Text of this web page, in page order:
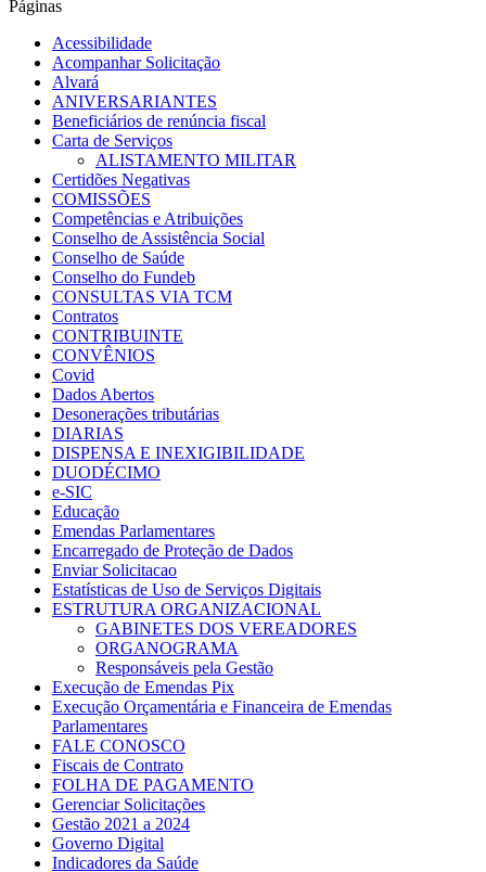
Páginas
Acessibilidade
Acompanhar Solicitação
Alvará
ANIVERSARIANTES
Beneficiários de renúncia fiscal
Carta de Serviços
ALISTAMENTO MILITAR
Certidões Negativas
COMISSÕES
Competências e Atribuições
Conselho de Assistência Social
Conselho de Saúde
Conselho do Fundeb
CONSULTAS VIA TCM
Contratos
CONTRIBUINTE
CONVÊNIOS
Covid
Dados Abertos
Desonerações tributárias
DIARIAS
DISPENSA E INEXIGIBILIDADE
DUODÉCIMO
e-SIC
Educação
Emendas Parlamentares
Encarregado de Proteção de Dados
Enviar Solicitacao
Estatísticas de Uso de Serviços Digitais
ESTRUTURA ORGANIZACIONAL
GABINETES DOS VEREADORES
ORGANOGRAMA
Responsáveis pela Gestão
Execução de Emendas Pix
Execução Orçamentária e Financeira de Emendas
Parlamentares
FALE CONOSCO
Fiscais de Contrato
FOLHA DE PAGAMENTO
Gerenciar Solicitações
Gestão 2021 a 2024
Governo Digital
Indicadores da Saúde